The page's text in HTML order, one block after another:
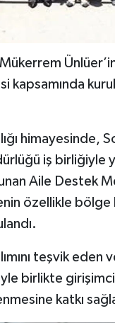
himayesinde,
iş birliğiyle
Aile Destek
özellikle bölge
teşvik
birlikte
katkı